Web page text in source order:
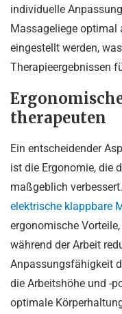
individuelle
Massageliege optimal
eingestellt werden,
Therapieergebnissen
therapeuten
Ein entscheidender
ist die Ergonomie, die
maßgeblich
elektrische klappbare
ergonomische
während der Arbeit
Anpassungsfähigkeit
die Arbeitshöhe und -
optimale